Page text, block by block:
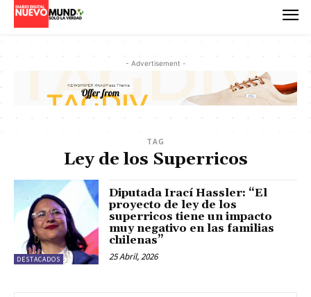
- Advertisement -
TAG
Ley de los Superricos
DESTACADOS
Diputada Irací Hassler: “El
proyecto de ley de los
superricos tiene un impacto
muy negativo en las familias
chilenas”
25 Abril, 2026